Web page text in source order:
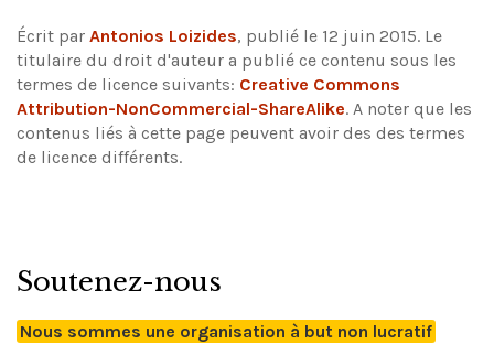
Écrit par Antonios Loizides, publié le 12 juin 2015. Le
titulaire du droit d'auteur a publié ce contenu sous les
termes de licence suivants: Creative Commons
Attribution-NonCommercial-ShareAlike. A noter que les
contenus liés à cette page peuvent avoir des des termes
de licence différents.
Soutenez-nous
Nous sommes une organisation à but non lucratif